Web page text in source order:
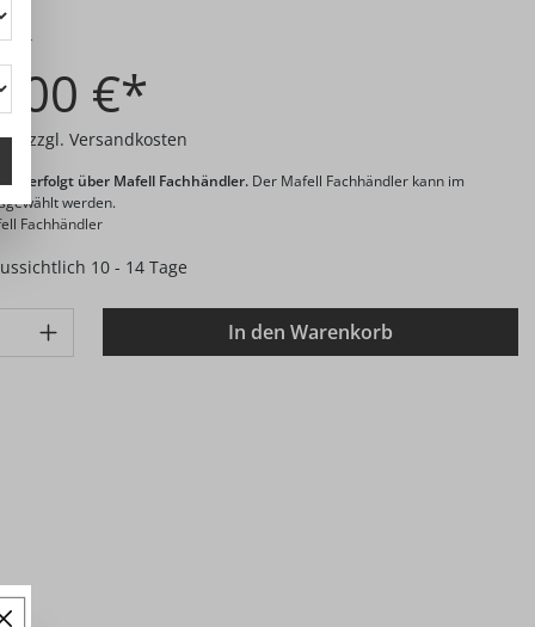
€*
zzgl. Versandkosten
erfolgt über Mafell Fachhändler.Der Mafell Fachhändler kann im
werden.
Fachhändler
10 - 14 Tage
Gib den gewünschten Wert ein oder benutze die
In den Warenkorb